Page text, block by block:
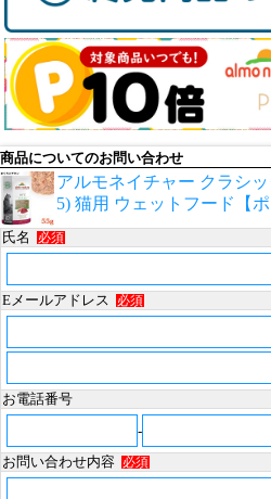
商品についてのお問い合わせ
アルモネイチャー クラシ
5) 猫用 ウェットフード【ポ
氏名 必須
Eメールアドレス 必須
お電話番号
-
お問い合わせ内容
必須